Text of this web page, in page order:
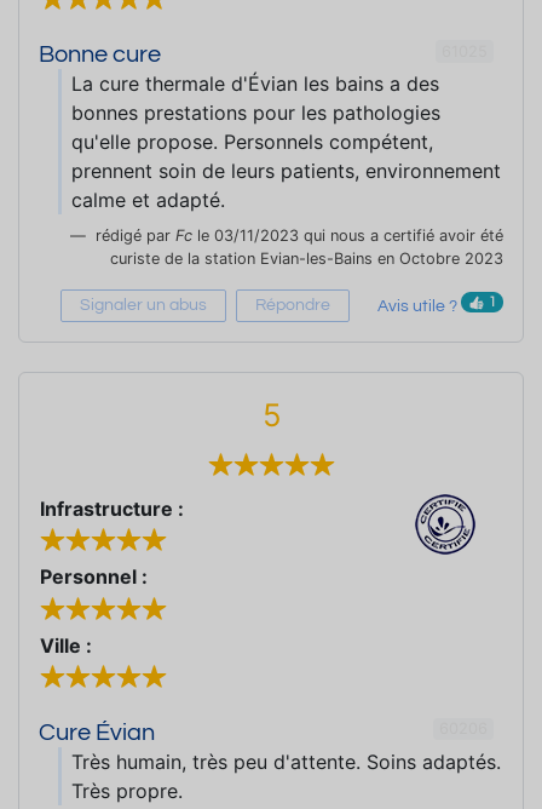
Bonne cure
La cure thermale d'Évian les bains a des
bonnes prestations pour les pathologies
qu'elle propose. Personnels compétent,
prennent soin de leurs patients, environnement
calme et adapté.
rédigé par Fc le 03/11/2023 qui nous a certifié avoir été
curiste de la station Evian-les-Bains en Octobre 2023
Signaler un abus Répondre Avis utile ? 1
5
Infrastructure :
Personnel :
Ville :
Cure Évian
Très humain, très peu d'attente. Soins adaptés.
Très propre.